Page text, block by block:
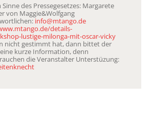
des Pressegesetzes: Margarete
von Maggie&Wolfgang
info@mtango.de
details-
lustige-milonga-mit-oscar-vicky
nicht gestimmt hat, dann bittet der
kurze Information, denn
die Veranstalter Unterstüzung: